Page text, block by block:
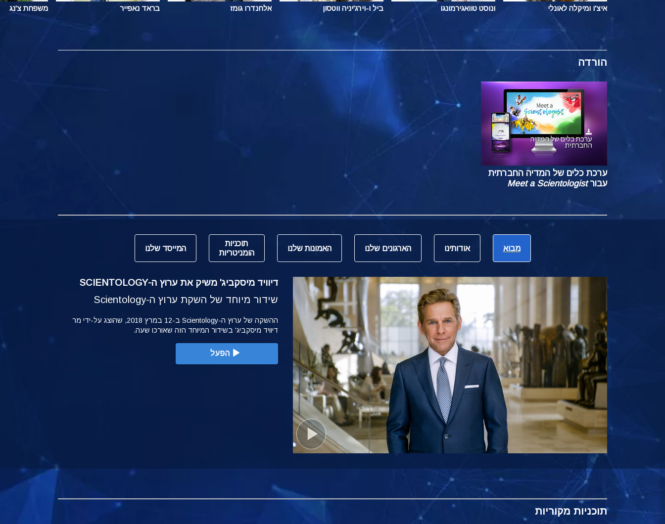
איצ'ו ומיקלה לאונלי ונוסט טוואגירמונגו ביל ו-וירג'יניה ווטסון אלחנדרו גומז בראד נאפייר משפחת צ'נג
הורדה
ערכת כלים של המדיה החברתית
עבורMeet a Scientologist
מבוא אודותינו הארגונים שלנו האמונות שלנו
תוכניות
הומניטריות
המייסד שלנו
דיוויד מיסקביג' משיק את ערוץ ה-SCIENTOLOGY
שידור מיוחד של השקת ערוץ ה-Scientology
ההשקה של ערוץ ה-Scientology ב-12 במרץ 2018, שהוצג על-ידי מר
דיוויד מיסקביג' בשידור המיוחד הזה שאורכו שעה.
הפעל
תוכניות מקוריות